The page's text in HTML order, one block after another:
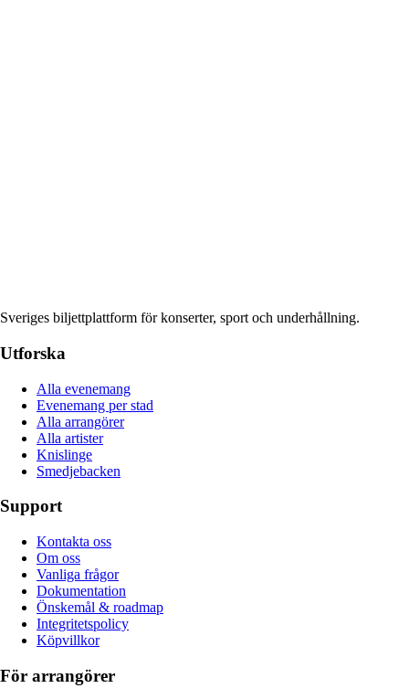
Sveriges biljettplattform för konserter, sport och underhållning.
Utforska
Alla evenemang
Evenemang per stad
Alla arrangörer
Alla artister
Knislinge
Smedjebacken
Support
Kontakta oss
Om oss
Vanliga frågor
Dokumentation
Önskemål & roadmap
Integritetspolicy
Köpvillkor
För arrangörer